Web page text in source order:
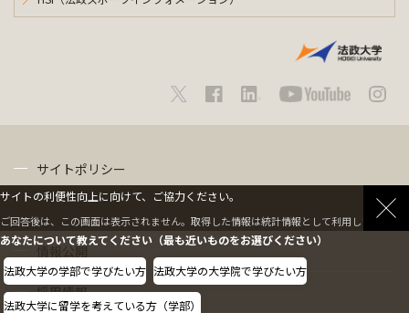
サイトポリシー
情報公開
採用情報
サイトの利便性向上に向けて、ご協力ください。
ご回答後は、この画面は表示されません。取得した情報は統計情報として利用します。
あなたについて教えてください（最も近いものをお選びください）
法政大学の学部で学びたい方 法政大学の大学院で学びたい方
法政大学に留学を考えている方（学部）